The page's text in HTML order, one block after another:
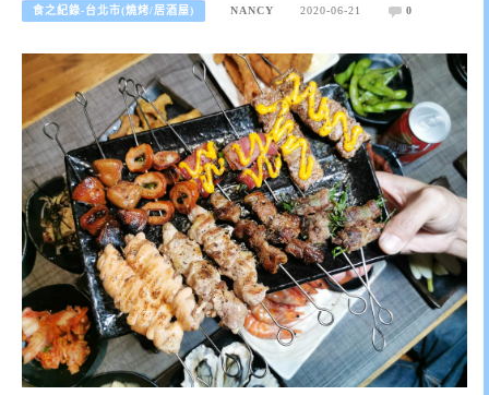
食之紀錄-台北市(燒烤/居酒屋) NANCY 2020-06-21 0